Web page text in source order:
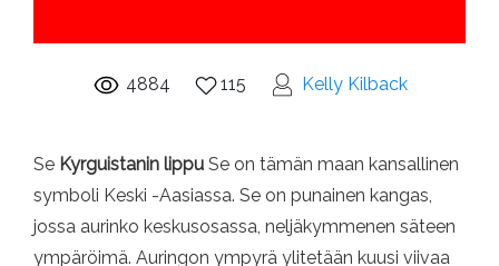
4884 115 Kelly Kilback
Se Kyrguistanin lippu Se on tämän maan kansallinen
symboli Keski -Aasiassa. Se on punainen kangas,
jossa aurinko keskusosassa, neljäkymmenen säteen
ympäröimä. Auringon ympyrä ylitetään kuusi viivaa